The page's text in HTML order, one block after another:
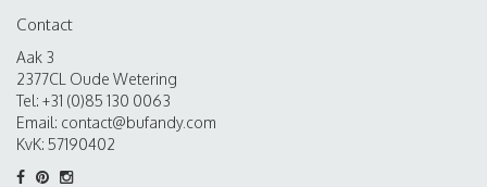
Contact
Aak 3
2377CL Oude Wetering
Tel: +31 (0)85 130 0063
Email: contact@bufandy.com
KvK: 57190402